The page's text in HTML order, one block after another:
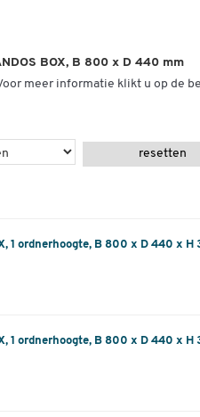
BOX, B 800 x D 440 mm
meer informatie klikt u op de
resetten
1 ordnerhoogte, B 800 x D 440 x H
1 ordnerhoogte, B 800 x D 440 x H